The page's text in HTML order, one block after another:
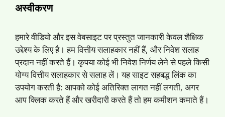
अस्वीकरण
हमारे वीडियो और इस वेबसाइट पर प्रस्तुत जानकारी केवल शैक्षिक
उद्देश्य के लिए है। हम वित्तीय सलाहकार नहीं हैं, और निवेश सलाह
प्रदान नहीं करते हैं। कृपया कोई भी निवेश निर्णय लेने से पहले किसी
योग्य वित्तीय सलाहकार से सलाह लें। यह साइट सहबद्ध लिंक का
उपयोग करती है: आपको कोई अतिरिक्त लागत नहीं लगती, अगर
आप क्लिक करते हैं और खरीदारी करते हैं तो हम कमीशन कमाते हैं।